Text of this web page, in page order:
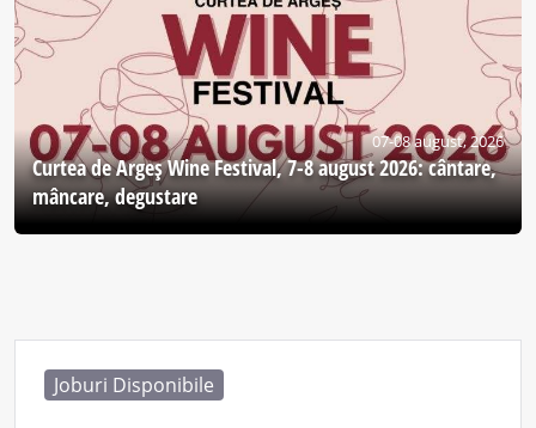
07-08 august, 2026
Curtea de Argeş Wine Festival, 7-8 august 2026: cântare,
mâncare, degustare
Joburi Disponibile